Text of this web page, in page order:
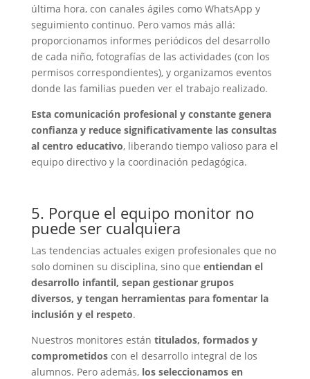
última hora, con canales ágiles como WhatsApp y
seguimiento continuo. Pero vamos más allá:
proporcionamos informes periódicos del desarrollo
de cada niño, fotografías de las actividades (con los
permisos correspondientes), y organizamos eventos
donde las familias pueden ver el trabajo realizado.
Esta comunicación profesional y constante genera
confianza y reduce significativamente las consultas
al centro educativo, liberando tiempo valioso para el
equipo directivo y la coordinación pedagógica.
5. Porque el equipo monitor no
puede ser cualquiera
Las tendencias actuales exigen profesionales que no
solo dominen su disciplina, sino que entiendan el
desarrollo infantil, sepan gestionar grupos
diversos, y tengan herramientas para fomentar la
inclusión y el respeto.
Nuestros monitores están titulados, formados y
comprometidoscon el desarrollo integral de los
alumnos. Pero además, los seleccionamos en